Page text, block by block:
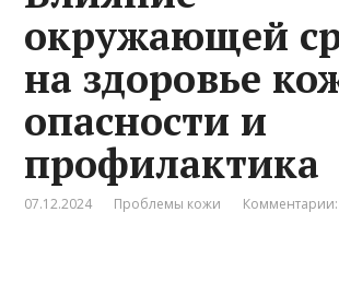
окружающей
на здоровье
опасности и
профилактика
07.12.2024 Проблемы кожи